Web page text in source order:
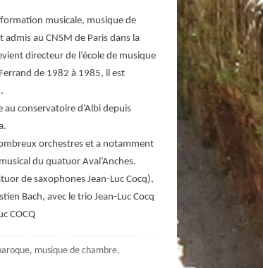
musicale, musique de
au CNSM de Paris dans la
directeur de l’école de musique
de 1982 à 1985, il est
conservatoire d’Albi depuis
orchestres et a notamment
du quatuor Aval’Anches.
de saxophones Jean-Luc Cocq),
Bach, avec le trio Jean-Luc Cocq
COCQ
, musique de chambre,